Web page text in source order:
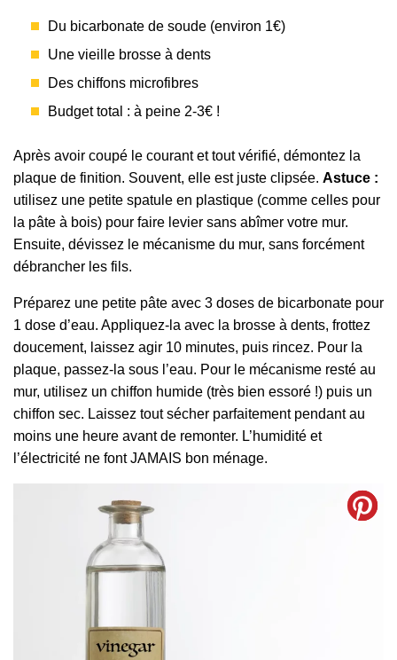
Du bicarbonate de soude (environ 1€)
Une vieille brosse à dents
Des chiffons microfibres
Budget total : à peine 2-3€ !
Après avoir coupé le courant et tout vérifié, démontez la
plaque de finition. Souvent, elle est juste clipsée. Astuce :
utilisez une petite spatule en plastique (comme celles pour
la pâte à bois) pour faire levier sans abîmer votre mur.
Ensuite, dévissez le mécanisme du mur, sans forcément
débrancher les fils.
Préparez une petite pâte avec 3 doses de bicarbonate pour
1 dose d’eau. Appliquez-la avec la brosse à dents, frottez
doucement, laissez agir 10 minutes, puis rincez. Pour la
plaque, passez-la sous l’eau. Pour le mécanisme resté au
mur, utilisez un chiffon humide (très bien essoré !) puis un
chiffon sec. Laissez tout sécher parfaitement pendant au
moins une heure avant de remonter. L’humidité et
l’électricité ne font JAMAIS bon ménage.